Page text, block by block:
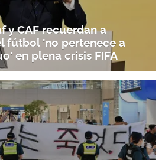
y CAF recuerdan a
fútbol 'no pertenece a
en plena crisis FIFA